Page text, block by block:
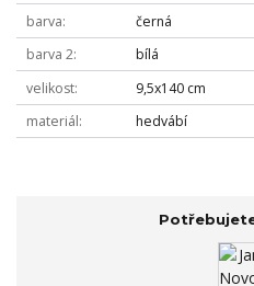
barva
černá
barva 2
bílá
velikost
9,5x140 cm
materiál
hedvábí